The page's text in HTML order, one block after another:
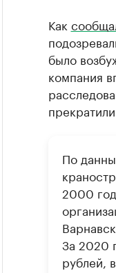
Как
было
компания
По
2000
За 2020
рублей,